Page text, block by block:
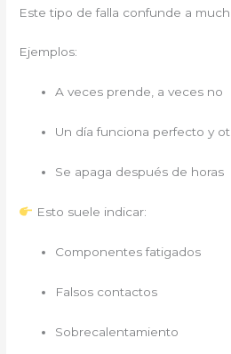
Este tipo de falla confunde a
Ejemplos:
A veces prende, a veces no
Un día funciona perfecto y
Se apaga después de horas
Esto suele indicar:
Componentes fatigados
Falsos contactos
Sobrecalentamiento